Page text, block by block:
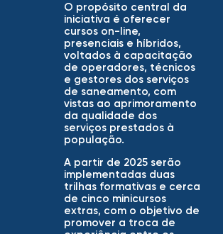
O propósito central da
iniciativa é oferecer
cursos on-line,
presenciais e híbridos,
voltados à capacitação
de operadores, técnicos
e gestores dos serviços
de saneamento, com
vistas ao aprimoramento
da qualidade dos
serviços prestados à
população.
A partir de 2025 serão
implementadas duas
trilhas formativas e cerca
de cinco minicursos
extras, com o objetivo de
promover a troca de